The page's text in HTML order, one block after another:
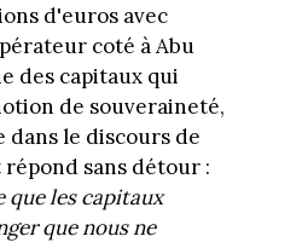
d'euros avec
coté à Abu
des capitaux qui
de souveraineté,
le discours de
sans détour :
que les capitaux
que nous ne